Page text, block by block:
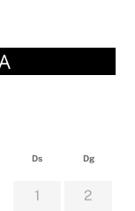
Ds Dg
1 2